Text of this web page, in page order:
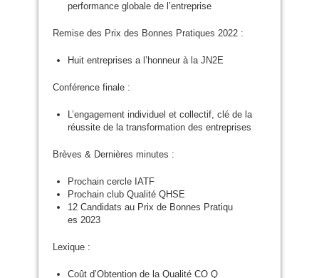
performance globale de l’entreprise
Remise des Prix des Bonnes Pratiques 2022 :
Huit entreprises a l’honneur à la JN2E
Conférence finale :
L’engagement individuel et collectif, clé de la
réussite de la transformation des entreprises
Brèves & Dernières minutes :
Prochain cercle IATF
Prochain club Qualité QHSE
12 Candidats au Prix de Bonnes Pratiqu
es 2023
Lexique :
Coût d’Obtention de la Qualité COQ